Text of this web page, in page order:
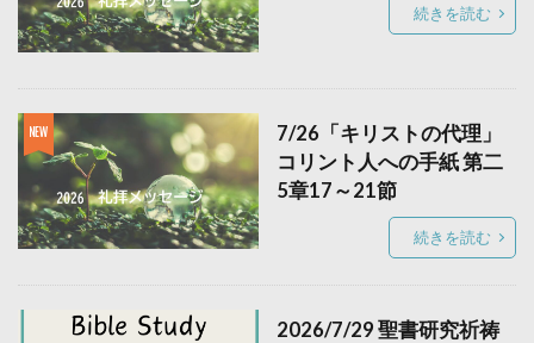
続きを読む
7/26「キリストの代理」
コリント人への手紙 第二
5章17～21節
続きを読む
2026/7/29 聖書研究祈祷